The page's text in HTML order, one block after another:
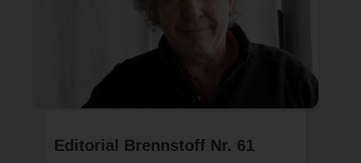
Editorial Brennstoff Nr. 61